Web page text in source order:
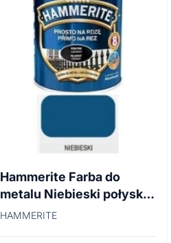
Hammerite Farba do
metalu Niebieski połysk
0,7 l
HAMMERITE